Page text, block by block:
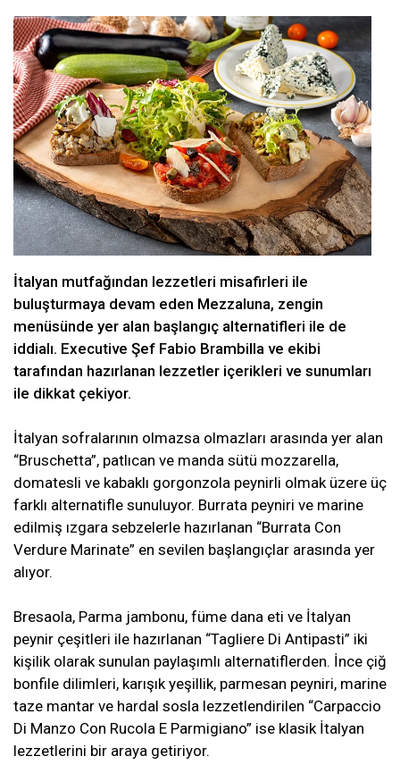
İtalyan mutfağından lezzetleri misafirleri ile
buluşturmaya devam eden Mezzaluna, zengin
menüsünde yer alan başlangıç alternatifleri ile de
iddialı. Executive Şef Fabio Brambilla ve ekibi
tarafından hazırlanan lezzetler içerikleri ve sunumları
ile dikkat çekiyor.
İtalyan sofralarının olmazsa olmazları arasında yer alan
“Bruschetta”, patlıcan ve manda sütü mozzarella,
domatesli ve kabaklı gorgonzola peynirli olmak üzere üç
farklı alternatifle sunuluyor. Burrata peyniri ve marine
edilmiş ızgara sebzelerle hazırlanan “Burrata Con
Verdure Marinate” en sevilen başlangıçlar arasında yer
alıyor.
Bresaola, Parma jambonu, füme dana eti ve İtalyan
peynir çeşitleri ile hazırlanan “Tagliere Di Antipasti” iki
kişilik olarak sunulan paylaşımlı alternatiflerden. İnce çiğ
bonfile dilimleri, karışık yeşillik, parmesan peyniri, marine
taze mantar ve hardal sosla lezzetlendirilen “Carpaccio
Di Manzo Con Rucola E Parmigiano” ise klasik İtalyan
lezzetlerini bir araya getiriyor.